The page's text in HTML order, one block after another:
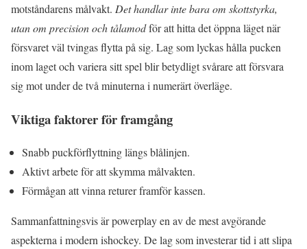
motståndarens målvakt. Det handlar inte bara om skottstyrka,
utan om precision och tålamodför att hitta det öppna läget när
försvaret väl tvingas flytta på sig. Lag som lyckas hålla pucken
inom laget och variera sitt spel blir betydligt svårare att försvara
sig mot under de två minuterna i numerärt överläge.
Viktiga faktorer för framgång
Snabb puckförflyttning längs blålinjen.
Aktivt arbete för att skymma målvakten.
Förmågan att vinna returer framför kassen.
Sammanfattningsvis är powerplay en av de mest avgörande
aspekterna i modern ishockey. De lag som investerar tid i att slipa